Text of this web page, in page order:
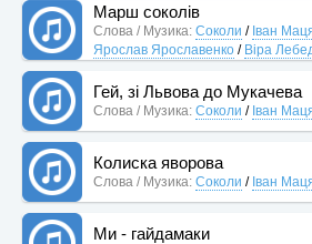
Марш соколів
Слова / Музика: Соколи / Іван
Ярослав Ярославенко / Віра
Гей, зі Львова до Мукачева
Слова / Музика: Соколи / Іван
Колиска яворова
Слова / Музика: Соколи / Іван
Ми - гайдамаки